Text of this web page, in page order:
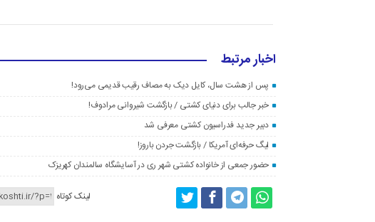
اخبار مرتبط
پس از هشت سال، کایل دیک به مصاف رقیب قدیمی می‌رود!
خبر جالب برای دنیای کشتی / بازگشت شیروانی مرادوف!
دبیر جدید فدراسیون کشتی معرفی شد
لیگ حرفه‌ای آمریکا / بازگشت جردن باروز!
حضور جمعی از خانواده کشتی شهر ری در آسایشگاه سالمندان کهریزک
لینک کوتاه